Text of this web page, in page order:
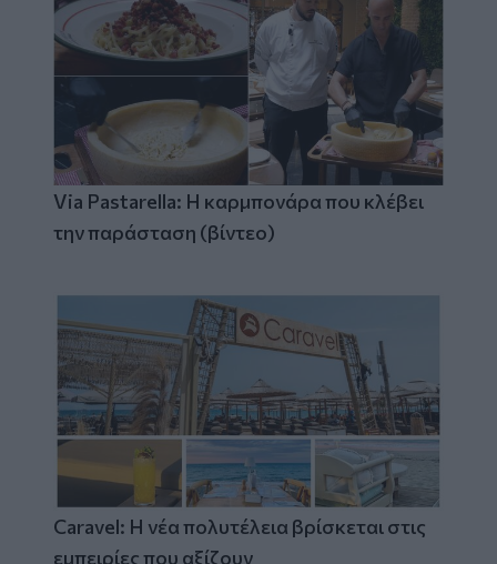
Via Pastarella: Η καρμπονάρα που κλέβει
την παράσταση (βίντεο)
Caravel: Η νέα πολυτέλεια βρίσκεται στις
εμπειρίες που αξίζουν